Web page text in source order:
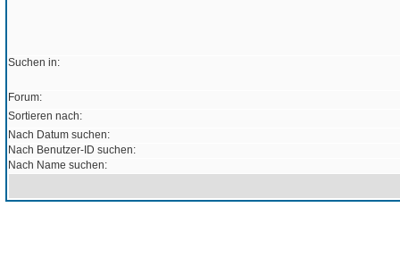
Suchen in:
Forum:
Sortieren nach:
Nach Datum suchen:
Nach Benutzer-ID suchen:
Nach Name suchen: